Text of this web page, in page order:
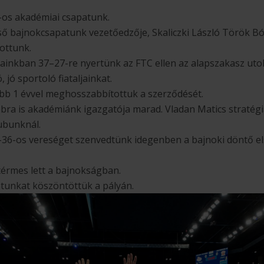
akadémiai csapatunk.
bajnokcsapatunk vezetőedzője, Skaliczki László Török
37–27-re nyertünk az FTC ellen az alapszakasz
jó sportoló fiataljainkat.
1 évvel meghosszabbítottuk a szerződését.
is akadémiánk igazgatója marad. Vladan Matics
os vereséget szenvedtünk idegenben a bajnoki döntő
lett a bajnokságban.
köszöntöttük a pályán.